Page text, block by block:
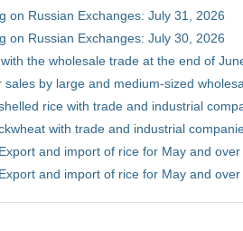
on Russian Exchanges: July 31, 2026
on Russian Exchanges: July 30, 2026
the wholesale trade at the end of
sales by large and medium-sized
rice with trade and industrial
with trade and industrial
and import of rice for May and
and import of rice for May and